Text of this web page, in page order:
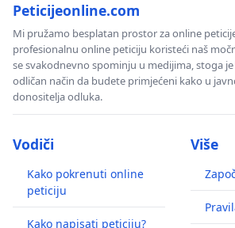
Peticijeonline.com
Mi pružamo besplatan prostor za online
profesionalnu online peticiju koristeći naš
se svakodnevno spominju u medijima, stoga
odličan način da budete primjećeni kako u
donositelja odluka.
Vodiči
Kako pokrenuti online
peticiju
Kako napisati peticiju?
Više